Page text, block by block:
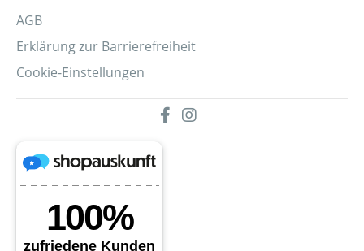
AGB
Erklärung zur Barrierefreiheit
Cookie-Einstellungen